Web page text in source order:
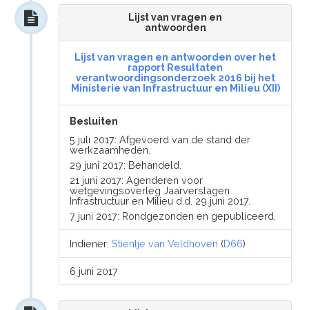
Lijst van vragen en
antwoorden
Lijst van vragen en antwoorden over het
rapport Resultaten
verantwoordingsonderzoek 2016 bij het
Ministerie van Infrastructuur en Milieu (XII)
Besluiten
5 juli 2017: Afgevoerd van de stand der
werkzaamheden.
29 juni 2017: Behandeld.
21 juni 2017: Agenderen voor
wetgevingsoverleg Jaarverslagen
Infrastructuur en Milieu d.d. 29 juni 2017.
7 juni 2017: Rondgezonden en gepubliceerd.
Indiener:Stientje van Veldhoven (D66)
6 juni 2017